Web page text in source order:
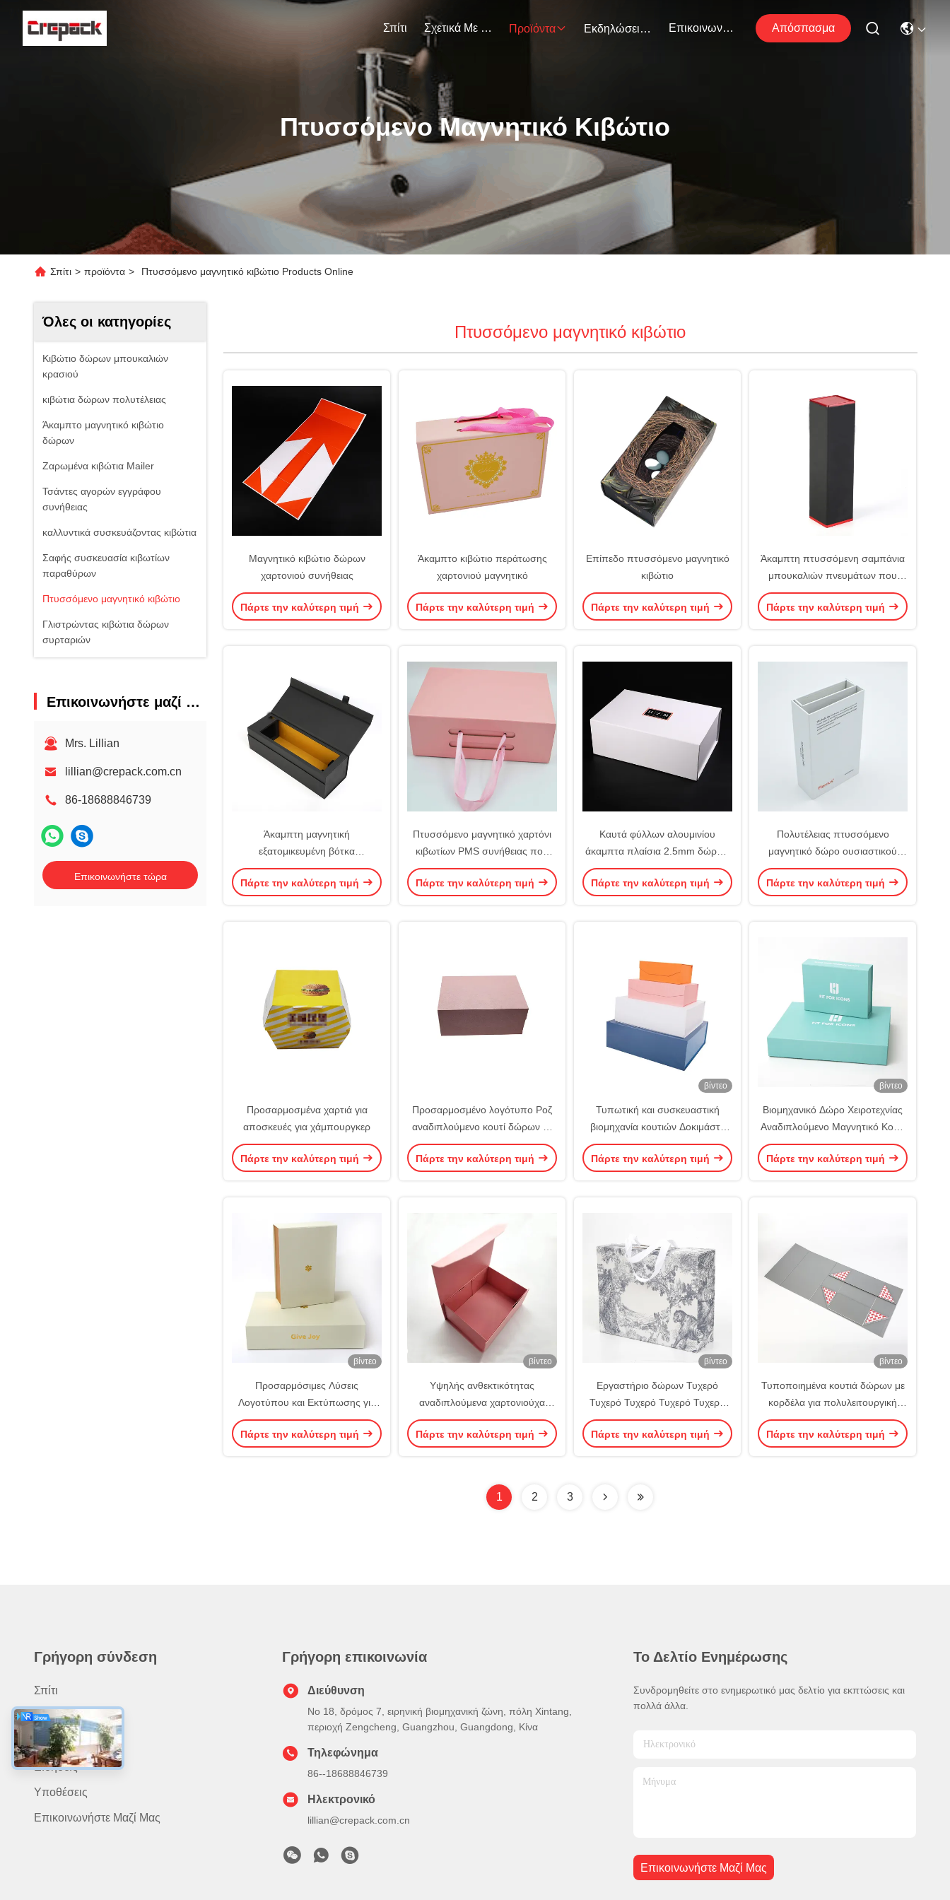
Σπίτι Σχετικά Με Εμάς Προϊόντα Εκδηλώσεις Επικοινωνήστε Μαζί Μας Απόσπασμα
Πτυσσόμενο Μαγνητικό Κιβώτιο
Σπίτι > προϊόντα > Πτυσσόμενο μαγνητικό κιβώτιο Products Online
Όλες οι κατηγορίες
Κιβώτιο δώρων μπουκαλιών
κρασιού
κιβώτια δώρων πολυτέλειας
Άκαμπτο μαγνητικό κιβώτιο
δώρων
Ζαρωμένα κιβώτια Mailer
Τσάντες αγορών εγγράφου
συνήθειας
καλλυντικά συσκευάζοντας κιβώτια
Σαφής συσκευασία κιβωτίων
παραθύρων
Πτυσσόμενο μαγνητικό κιβώτιο
Γλιστρώντας κιβώτια δώρων
συρταριών
Επικοινωνήστε μαζί μας
Mrs. Lillian
lillian@crepack.com.cn
86-18688846739
Επικοινωνήστε τώρα
Πτυσσόμενο μαγνητικό κιβώτιο
Μαγνητικό κιβώτιο δώρων
χαρτονιού συνήθειας
Πάρτε την καλύτερη τιμή
Άκαμπτο κιβώτιο περάτωσης
χαρτονιού μαγνητικό
Πάρτε την καλύτερη τιμή
Επίπεδο πτυσσόμενο μαγνητικό
κιβώτιο
Πάρτε την καλύτερη τιμή
Άκαμπτη πτυσσόμενη σαμπάνια
μπουκαλιών πνευμάτων που
συσκευάζει το μαγνητικό κιβώτιο
Πάρτε την καλύτερη τιμή
Άκαμπτη μαγνητική
εξατομικευμένη βότκα
περάτωσης επιτροπής
χτυπημάτων κιβωτίων δώρων
Πάρτε την καλύτερη τιμή
Πτυσσόμενο μαγνητικό χαρτόνι
κιβωτίων PMS συνήθειας που
διπλώνει την πολυτέλεια δώρων
με την κορδέλλα ISO9001
Πάρτε την καλύτερη τιμή
Καυτά φύλλων αλουμινίου
άκαμπτα πλαίσια 2.5mm δώρων
χαρτονιού συνήθειας ματ μικρά
επίπεδα μαγνητικά
Πάρτε την καλύτερη τιμή
Πολυτέλειας πτυσσόμενο
μαγνητικό δώρο ουσιαστικού
πετρελαίου χαρτονιού εγγράφου
cOem κιβωτίων επίπεδο άκαμπτο
Πάρτε την καλύτερη τιμή
Προσαρμοσμένα χαρτιά για
αποσκευές για χάμπουργκερ
Πάρτε την καλύτερη τιμή
Προσαρμοσμένο λογότυπο Ροζ
αναδιπλούμενο κουτί δώρων με
μαγνητικό καπάκι Αρώματα
Μακιγιάζ Συσκευή Κοσμητικά
Πάρτε την καλύτερη τιμή
βίντεο
Τυπωτική και συσκευαστική
βιομηχανία κουτιών Δοκιμάστε
χρωματικά αναδιπλούμενα
χαρτόνια κουτιά δώρων με
Πάρτε την καλύτερη τιμή
βίντεο
Βιομηχανικό Δώρο Χειροτεχνίας
Αναδιπλούμενο Μαγνητικό Κουτί
Για Εκτύπωση Και Συσκευασία
Κουτιών
Πάρτε την καλύτερη τιμή
βίντεο
Προσαρμόσιμες Λύσεις
Λογοτύπου και Εκτύπωσης για
Αναδιπλούμενα Κουτιά Δώρων με
Κορδέλα
Πάρτε την καλύτερη τιμή
βίντεο
Υψηλής ανθεκτικότητας
αναδιπλούμενα χαρτονιούχα
κουτιά δώρων για ειδικές
περιπτώσεις
Πάρτε την καλύτερη τιμή
βίντεο
Εργαστήριο δώρων Τυχερό
Τυχερό Τυχερό Τυχερό Τυχερό
Τυχερό Τυχερό
Πάρτε την καλύτερη τιμή
βίντεο
Τυποποιημένα κουτιά δώρων με
κορδέλα για πολυλειτουργική
αποθήκευση δώρων
Πάρτε την καλύτερη τιμή
1 2 3
Γρήγορη σύνδεση
Σπίτι
Προϊόντα
Σχετικά Με Εμάς
Ειδήσεις
Υποθέσεις
Επικοινωνήστε Μαζί Μας
Γρήγορη επικοινωνία
Διεύθυνση
Νο 18, δρόμος 7, ειρηνική βιομηχανική ζώνη, πόλη Xintang,
περιοχή Zengcheng, Guangzhou, Guangdong, Κίνα
Τηλεφώνημα
86--18688846739
Ηλεκτρονικό
lillian@crepack.com.cn
Το Δελτίο Ενημέρωσης
Συνδρομηθείτε στο ενημερωτικό μας δελτίο για εκπτώσεις και
πολλά άλλα.
Επικοινωνήστε Μαζί Μας